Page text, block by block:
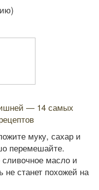
— 14 самых
муку, сахар и
перемешайте.
сливочное масло и
не станет похожей на